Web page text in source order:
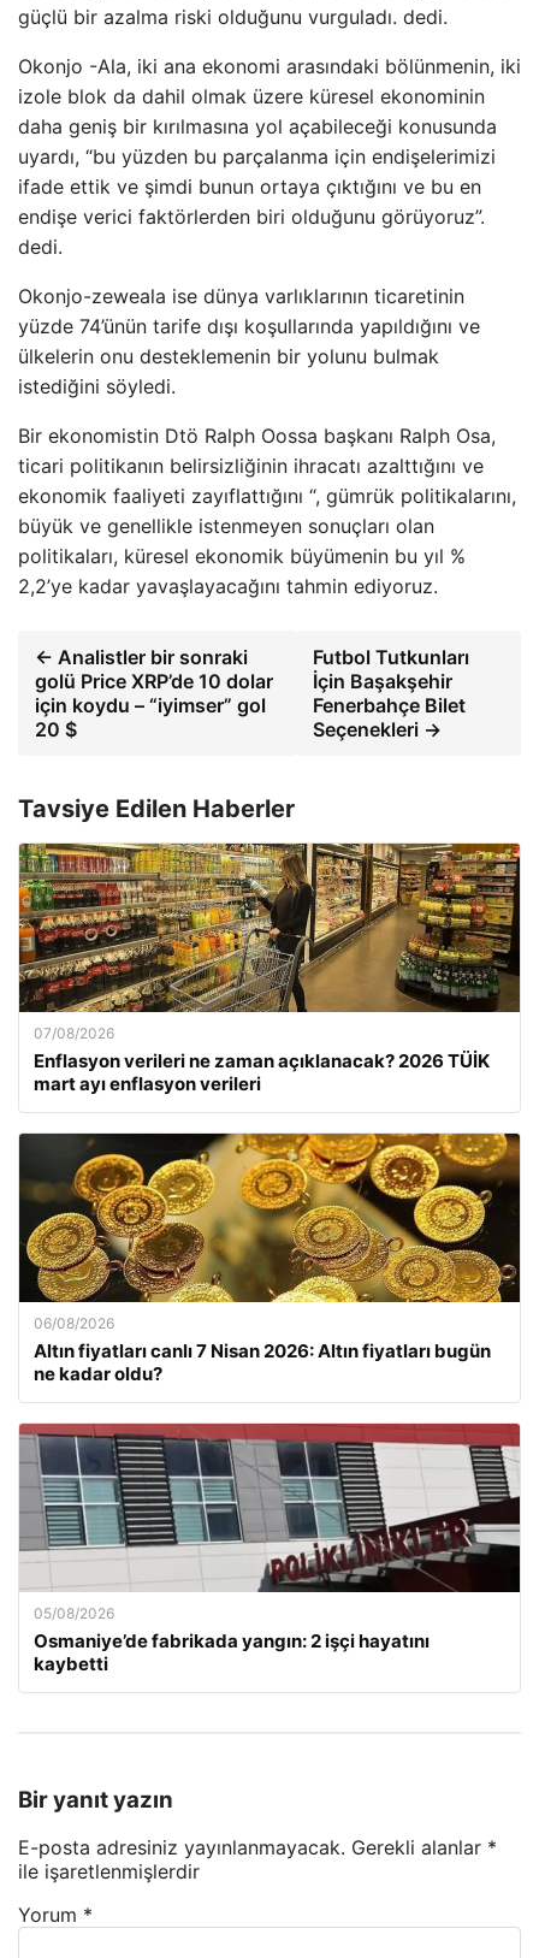
güçlü bir azalma riski olduğunu vurguladı. dedi.
Okonjo -Ala, iki ana ekonomi arasındaki bölünmenin, iki
izole blok da dahil olmak üzere küresel ekonominin
daha geniş bir kırılmasına yol açabileceği konusunda
uyardı, “bu yüzden bu parçalanma için endişelerimizi
ifade ettik ve şimdi bunun ortaya çıktığını ve bu en
endişe verici faktörlerden biri olduğunu görüyoruz”.
dedi.
Okonjo-zeweala ise dünya varlıklarının ticaretinin
yüzde 74’ünün tarife dışı koşullarında yapıldığını ve
ülkelerin onu desteklemenin bir yolunu bulmak
istediğini söyledi.
Bir ekonomistin Dtö Ralph Oossa başkanı Ralph Osa,
ticari politikanın belirsizliğinin ihracatı azalttığını ve
ekonomik faaliyeti zayıflattığını “, gümrük politikalarını,
büyük ve genellikle istenmeyen sonuçları olan
politikaları, küresel ekonomik büyümenin bu yıl %
2,2’ye kadar yavaşlayacağını tahmin ediyoruz.
← Analistler bir sonraki
golü Price XRP’de 10 dolar
için koydu – “iyimser” gol
20 $
Futbol Tutkunları
İçin Başakşehir
Fenerbahçe Bilet
Seçenekleri →
Tavsiye Edilen Haberler
07/08/2026
Enflasyon verileri ne zaman açıklanacak? 2026 TÜİK
mart ayı enflasyon verileri
06/08/2026
Altın fiyatları canlı 7 Nisan 2026: Altın fiyatları bugün
ne kadar oldu?
05/08/2026
Osmaniye’de fabrikada yangın: 2 işçi hayatını
kaybetti
Bir yanıt yazın
E-posta adresiniz yayınlanmayacak. Gerekli alanlar *
ile işaretlenmişlerdir
Yorum *